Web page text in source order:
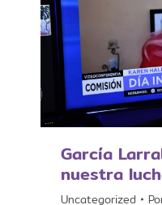
García
nuestra
Uncategorized